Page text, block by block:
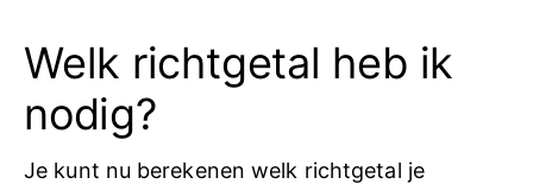
Welk richtgetal heb ik
nodig?
Je kunt nu berekenen welk richtgetal je